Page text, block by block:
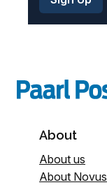
About
About us
About Novus